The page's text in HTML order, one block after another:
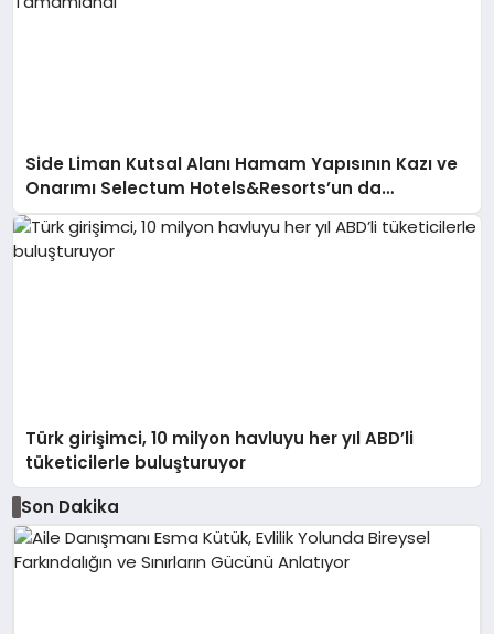
Side Liman Kutsal Alanı Hamam Yapısının Kazı ve
Onarımı Selectum Hotels&Resorts’un da
Katkılarıyla Tamamlandı
Türk girişimci, 10 milyon havluyu her yıl ABD’li
tüketicilerle buluşturuyor
Son Dakika